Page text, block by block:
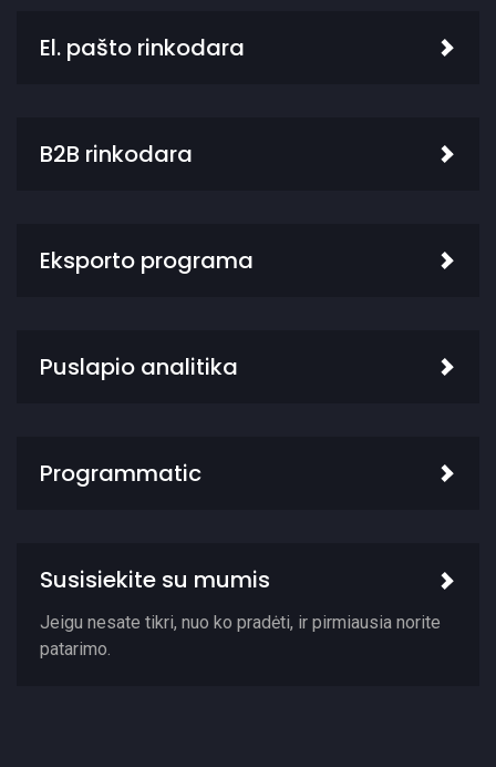
El. pašto rinkodara
B2B rinkodara
Eksporto programa
Puslapio analitika
Programmatic
Susisiekite su mumis
Jeigu nesate tikri, nuo ko pradėti, ir pirmiausia norite
patarimo.